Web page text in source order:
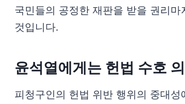
국민들의 공정한 재판을 받을 권리마
것입니다.
윤석열에게는 헌법 수호
피청구인의 헌법 위반 행위의 중대성